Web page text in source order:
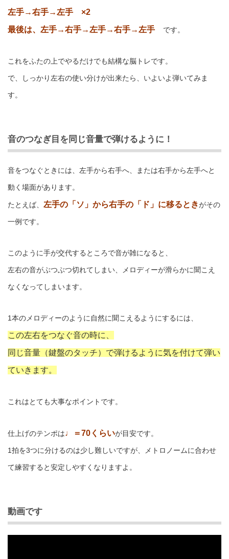
左手→右手→左手 ×2
最後は、左手→右手→左手→右手→左手 です。
これをふたの上でやるだけでも結構な脳トレです。
で、しっかり左右の使い分けが出来たら、いよいよ弾いてみま
す。
音のつなぎ目を同じ音量で弾けるように！
音をつなぐときには、左手から右手へ、または右手から左手へと
動く場面があります。
たとえば、 左手の「ソ」から右手の「ド」に移るときがその
一例です。
このように手が交代するところで音が雑になると、
左右の音がぶつぶつ切れてしまい、メロディーが滑らかに聞こえ
なくなってしまいます。
1本のメロディーのように自然に聞こえるようにするには、
この左右をつなぐ音の時に、
同じ音量（鍵盤のタッチ）で弾けるように気を付けて弾い
ていきます。
これはとても大事なポイントです。
仕上げのテンポは♩＝70くらいが目安です。
1拍を3つに分けるのは少し難しいですが、メトロノームに合わせ
て練習すると安定しやすくなりますよ。
動画です